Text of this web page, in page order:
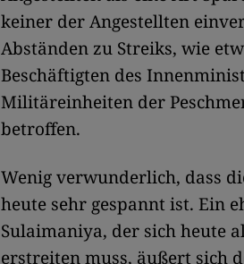
keiner der Angestellten
Abständen zu Streiks, wie
Beschäftigten des
Militäreinheiten der
betroffen.
Wenig verwunderlich, dass
heute sehr gespannt ist. Ein
Sulaimaniya, der sich heute
erstreiten muss, äußert sich